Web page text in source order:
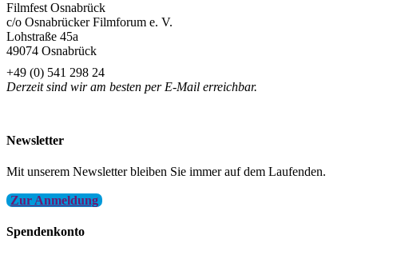
Filmfest Osnabrück
c/o Osnabrücker Filmforum e. V.
Lohstraße 45a
49074 Osnabrück
+49 (0) 541 298 24
Derzeit sind wir am besten per E-Mail erreichbar.
Newsletter
Mit unserem Newsletter bleiben Sie immer auf dem Laufenden.
Zur Anmeldung
Spendenkonto